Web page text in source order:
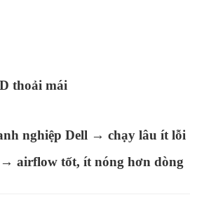
thoải mái
nghiệp Dell → chạy lâu ít lỗi
→ airflow tốt, ít nóng hơn dòng